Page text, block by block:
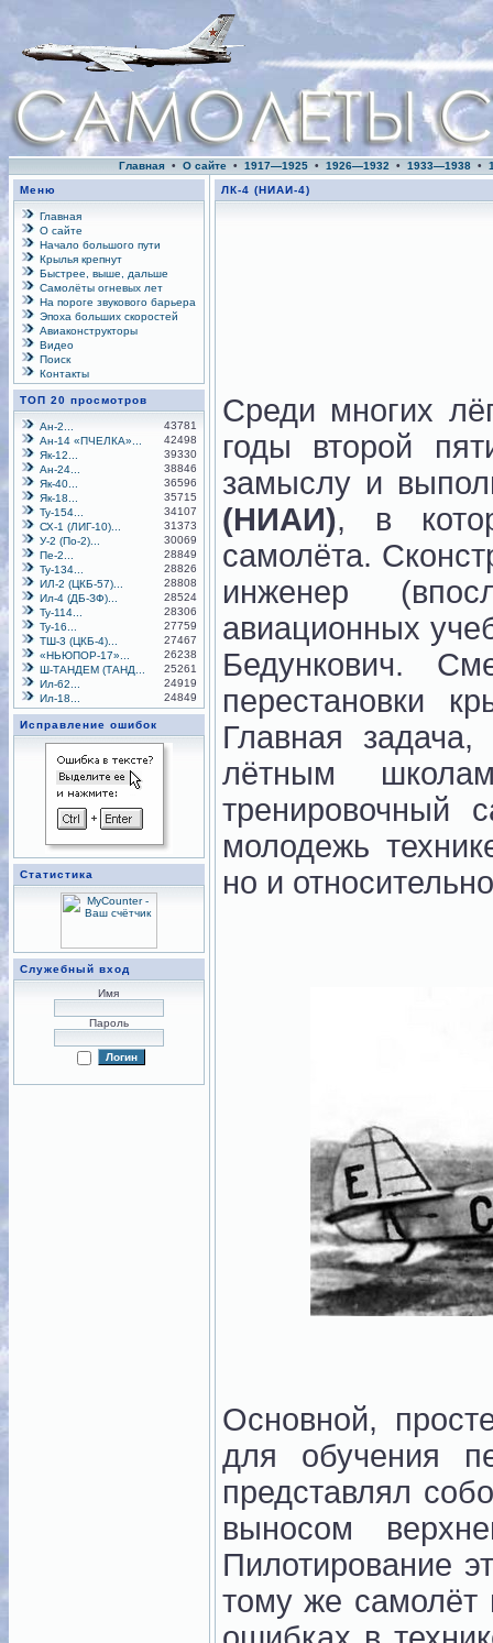
Главная • О сайте • 1917—1925 • 1926—1932 • 1933—1938 •
Меню
Главная
О сайте
Начало большого пути
Крылья крепнут
Быстрее, выше, дальше
Самолёты огневых лет
На пороге звукового барьера
Эпоха больших скоростей
Авиаконструкторы
Видео
Поиск
Контакты
ТОП 20 просмотров
Ан-2...
43781
Ан-14 «ПЧЕЛКА»...
42498
Як-12...
39330
Ан-24...
38846
Як-40...
36596
Як-18...
35715
Ту-154...
34107
СХ-1 (ЛИГ-10)...
31373
У-2 (По-2)...
30069
Пе-2...
28849
Ту-134...
28826
ИЛ-2 (ЦКБ-57)...
28808
Ил-4 (ДБ-ЗФ)...
28524
Ту-114...
28306
Ту-16...
27759
ТШ-3 (ЦКБ-4)...
27467
«НЬЮПОР-17»...
26238
Ш-ТАНДЕМ (ТАНД...
25261
Ил-62...
24919
Ил-18...
24849
Исправление ошибок
Статистика
Служебный вход
Имя
Пароль
ЛК-4 (НИАИ-4)
Среди многих
годы второй
замыслу и
(НИАИ), в
самолёта.
инженер
авиационных
Бедункович.
перестановки
Главная
лётным
тренировочный
молодежь
но и
Основной,
для обучения
представлял
выносом
Пилотирование
тому же самолёт